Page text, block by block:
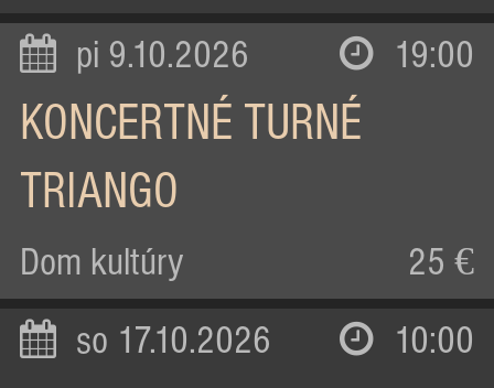
pi 9.10.2026 19:00
KONCERTNÉ TURNÉ
TRIANGO
Dom kultúry 25 €
so 17.10.2026 10:00